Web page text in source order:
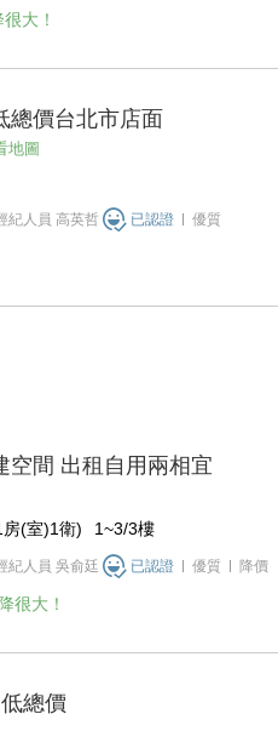
大！
總價台北市店面
地圖
紀人員 高英哲 已認證 優質
空間 出租自用兩相宜
(室)1衛) 1~3/3樓
紀人員 吳俞廷 已認證 優質 降價
很大！
總價